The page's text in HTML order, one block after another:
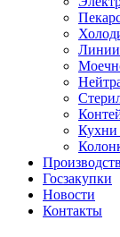
Линии
Кухни
Госзакупки
Новости
Контакты